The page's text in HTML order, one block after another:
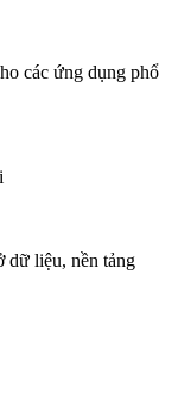
các ứng dụng phổ
dữ liệu, nền tảng